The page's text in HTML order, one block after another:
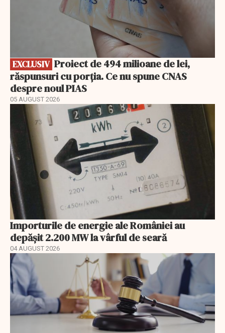
EXCLUSIV
răspunsuri cu porția. Ce nu spune CNAS
despre noul PIAS
05 AUGUST 2026
Importurile de energie ale României au
depășit 2.200 MW la vârful de seară
04 AUGUST 2026